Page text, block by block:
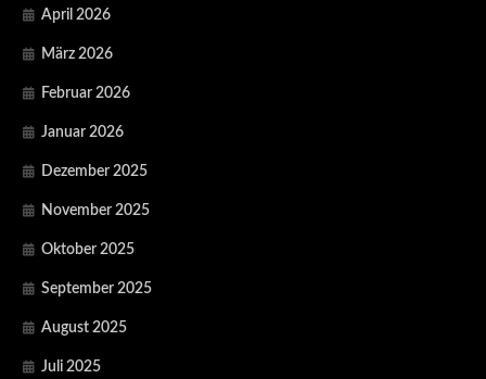
April 2026
März 2026
Februar 2026
Januar 2026
Dezember 2025
November 2025
Oktober 2025
September 2025
August 2025
Juli 2025